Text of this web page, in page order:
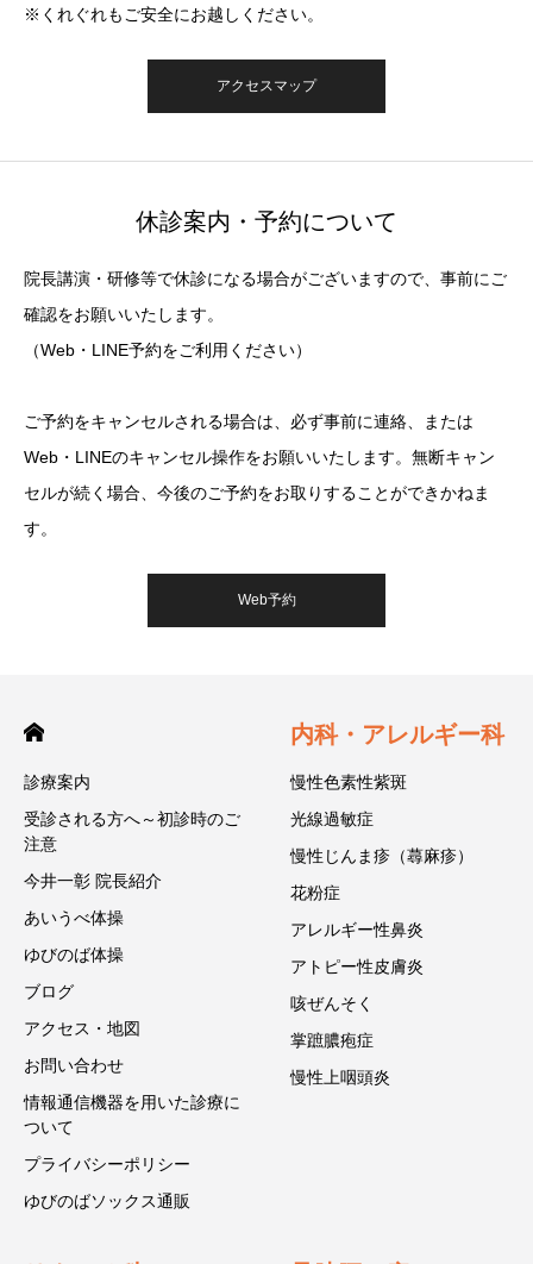
※くれぐれもご安全にお越しください。
アクセスマップ
休診案内・予約について
院長講演・研修等で休診になる場合がございますので、事前にご
確認をお願いいたします。
（Web・LINE予約をご利用ください）
ご予約をキャンセルされる場合は、必ず事前に連絡、または
Web・LINEのキャンセル操作をお願いいたします。無断キャン
セルが続く場合、今後のご予約をお取りすることができかねま
す。
Web予約
診療案内
受診される方へ～初診時のご
注意
今井一彰 院長紹介
あいうべ体操
ゆびのば体操
ブログ
アクセス・地図
お問い合わせ
情報通信機器を用いた診療に
ついて
プライバシーポリシー
ゆびのばソックス通販
内科・アレルギー科
慢性色素性紫斑
光線過敏症
慢性じんま疹（蕁麻疹）
花粉症
アレルギー性鼻炎
アトピー性皮膚炎
咳ぜんそく
掌蹠膿疱症
慢性上咽頭炎